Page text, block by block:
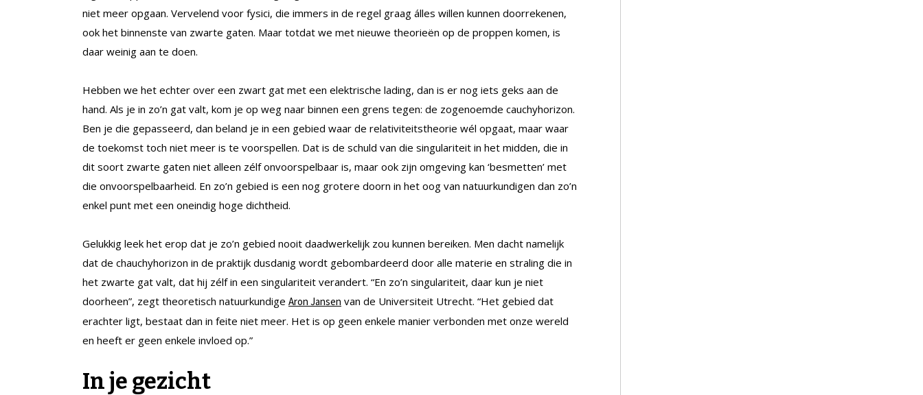
niet meer opgaan. Vervelend voor fysici, die immers in de regel graag álles willen kunnen doorrekenen,
ook het binnenste van zwarte gaten. Maar totdat we met nieuwe theorieën op de proppen komen, is
daar weinig aan te doen.
Hebben we het echter over een zwart gat met een elektrische lading, dan is er nog iets geks aan de
hand. Als je in zo’n gat valt, kom je op weg naar binnen een grens tegen: de zogenoemde cauchyhorizon.
Ben je die gepasseerd, dan beland je in een gebied waar de relativiteitstheorie wél opgaat, maar waar
de toekomst toch niet meer is te voorspellen. Dat is de schuld van die singulariteit in het midden, die in
dit soort zwarte gaten niet alleen zélf onvoorspelbaar is, maar ook zijn omgeving kan ‘besmetten’ met
die onvoorspelbaarheid. En zo’n gebied is een nog grotere doorn in het oog van natuurkundigen dan zo’n
enkel punt met een oneindig hoge dichtheid.
Gelukkig leek het erop dat je zo’n gebied nooit daadwerkelijk zou kunnen bereiken. Men dacht namelijk
dat de chauchyhorizon in de praktijk dusdanig wordt gebombardeerd door alle materie en straling die in
het zwarte gat valt, dat hij zélf in een singulariteit verandert. “En zo’n singulariteit, daar kun je niet
doorheen”, zegt theoretisch natuurkundige Aron Jansen van de Universiteit Utrecht. “Het gebied dat
erachter ligt, bestaat dan in feite niet meer. Het is op geen enkele manier verbonden met onze wereld
en heeft er geen enkele invloed op.”
In je gezicht